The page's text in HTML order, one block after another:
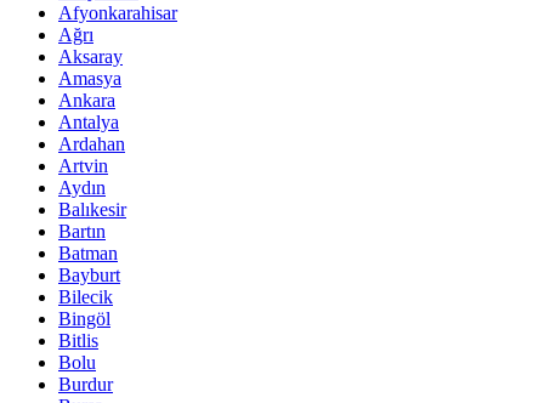
Afyonkarahisar
Ağrı
Aksaray
Amasya
Ankara
Antalya
Ardahan
Artvin
Aydın
Balıkesir
Bartın
Batman
Bayburt
Bilecik
Bingöl
Bitlis
Bolu
Burdur